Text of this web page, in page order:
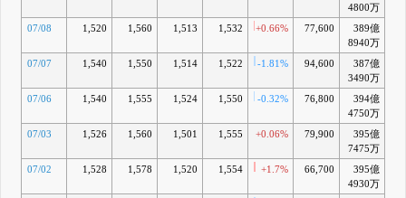
4800万
07/08 1,520 1,560 1,513 1,532 +0.66% 77,600
389億
8940万
07/07 1,540 1,550 1,514 1,522 -1.81% 94,600
387億
3490万
07/06 1,540 1,555 1,524 1,550 -0.32% 76,800
394億
4750万
07/03 1,526 1,560 1,501 1,555 +0.06% 79,900
395億
7475万
07/02 1,528 1,578 1,520 1,554 +1.7% 66,700
395億
4930万